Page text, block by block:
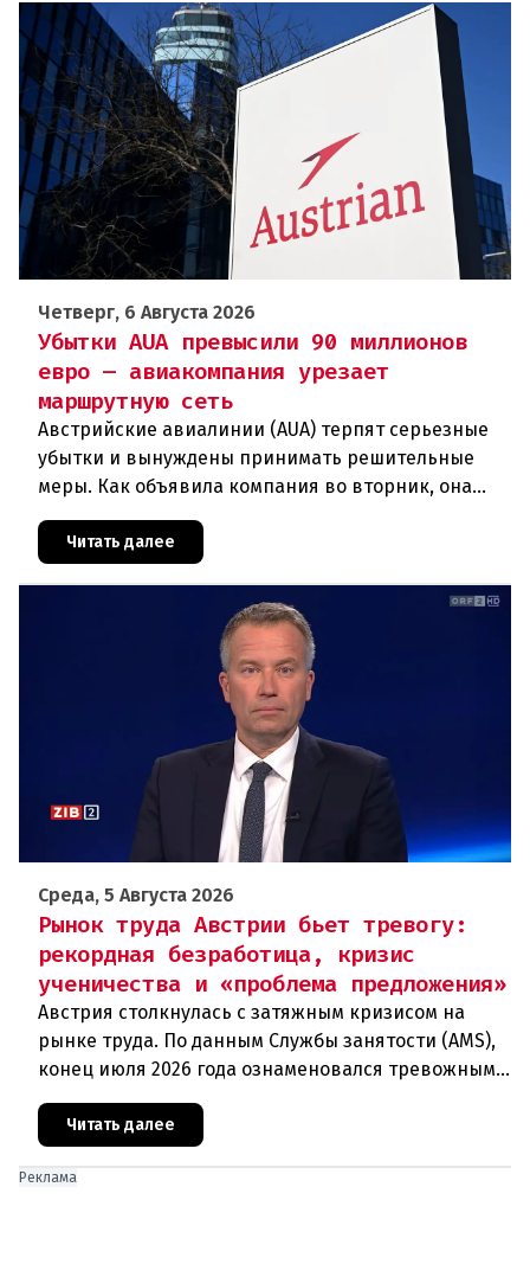
Четверг, 6 Августа 2026
Убытки AUA превысили 90 миллионов
евро — авиакомпания урезает
маршрутную сеть
Австрийские авиалинии (AUA) терпят серьезные
убытки и вынуждены принимать решительные
меры. Как объявила компания во вторник, она
Грац.Причиной столь жесткой экономии
Читать далее
Среда, 5 Августа 2026
Рынок труда Австрии бьет тревогу:
рекордная безработица, кризис
ученичества и «проблема предложения»
Австрия столкнулась с затяжным кризисом на
рынке труда. По данным Службы занятости (AMS),
конец июля 2026 года ознаменовался тревожными
зарегистрированы как безрабо
Читать далее
Реклама